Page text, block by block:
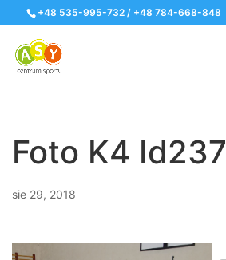
+48 535-995-732 / +48 784-668-848
Foto K4 Id237
sie 29, 2018